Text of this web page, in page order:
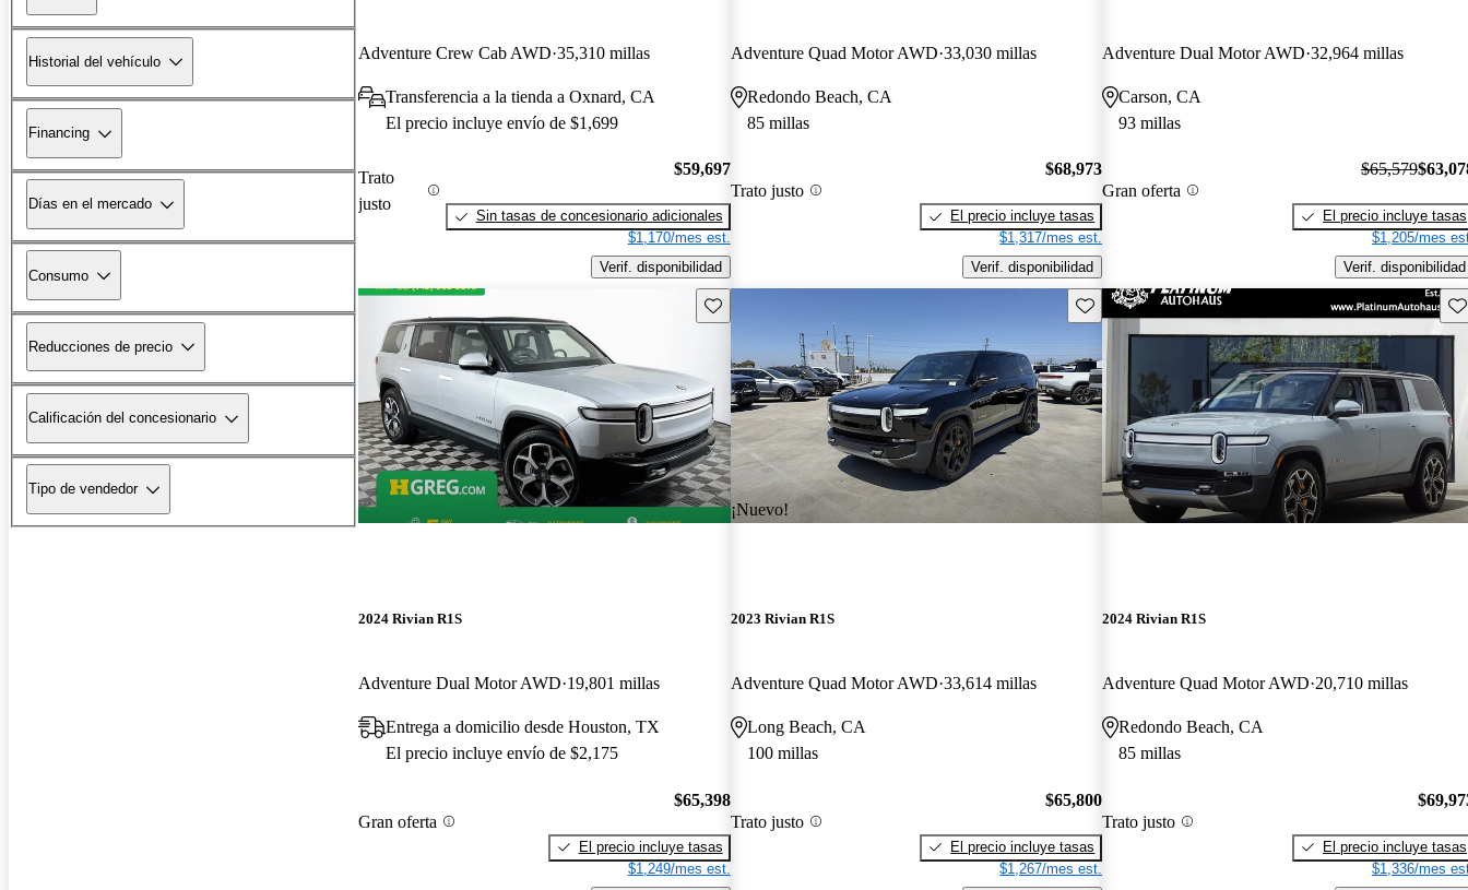
Historial del vehículo
Financing
Días en el mercado
Consumo
Reducciones de precio
Calificación del concesionario
Tipo de vendedor
Adventure Crew Cab AWD 35,310 millas
Transferencia a la tienda a Oxnard, CA
El precio incluye envío de $1,699
Trato
justo
$59,697
Sin tasas de concesionario adicionales
$1,170/mes est.
Verif. disponibilidad
Adventure Quad Motor AWD 33,030 millas
Redondo Beach, CA
85 millas
Trato justo
$68,973
El precio incluye tasas
$1,317/mes est.
Verif. disponibilidad
Adventure Dual Motor AWD 32,964 millas
Carson, CA
93 millas
Gran oferta
$65,579
El precio incluye tasas
$1,205/mes
Verif. disponibilidad
Guarda este Aviso
2024 Rivian R1S
Adventure Dual Motor AWD 19,801 millas
Entrega a domicilio desde Houston, TX
El precio incluye envío de $2,175
Gran oferta
$65,398
El precio incluye tasas
$1,249/mes est.
¡Nuevo!
Guarda este Aviso
2023 Rivian R1S
Adventure Quad Motor AWD 33,614 millas
Long Beach, CA
100 millas
Trato justo
$65,800
El precio incluye tasas
$1,267/mes est.
2024 Rivian R1S
Adventure Quad Motor AWD 20,710 millas
Redondo Beach, CA
85 millas
Trato justo
El precio incluye tasas
$1,336/mes